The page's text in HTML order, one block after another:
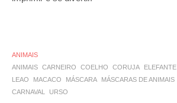
ANIMAIS
ANIMAIS CARNEIRO COELHO CORUJA ELEFANTE
LEAO
MACACO MÁSCARA MÁSCARAS DE ANIMAIS
CARNAVAL
URSO